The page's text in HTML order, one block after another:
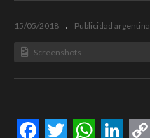
15/05/2018 Publicidad argentina
Screenshots